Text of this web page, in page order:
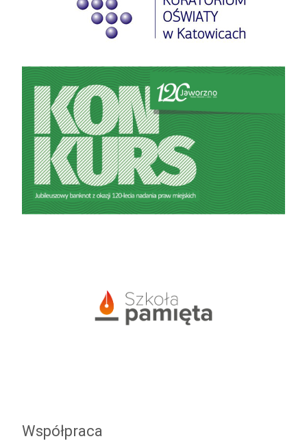
Współpraca